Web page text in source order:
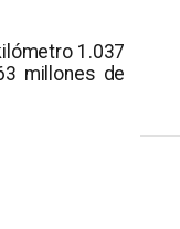
1.037
millones de